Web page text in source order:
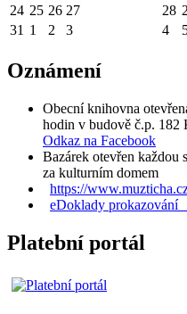
24 25 26 27 28
31 1 2 3 4
Oznámení
Obecní knihovna
hodin v budově č.p. 182
Odkaz na Facebook
Bazárek otevřen každou
za kulturním domem
https://
eDoklady
Platební portál